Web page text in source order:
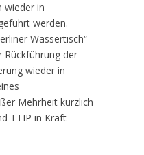
wieder in
werden.
Wassertisch“
Rückführung der
wieder in
Mehrheit kürzlich
TTIP in Kraft